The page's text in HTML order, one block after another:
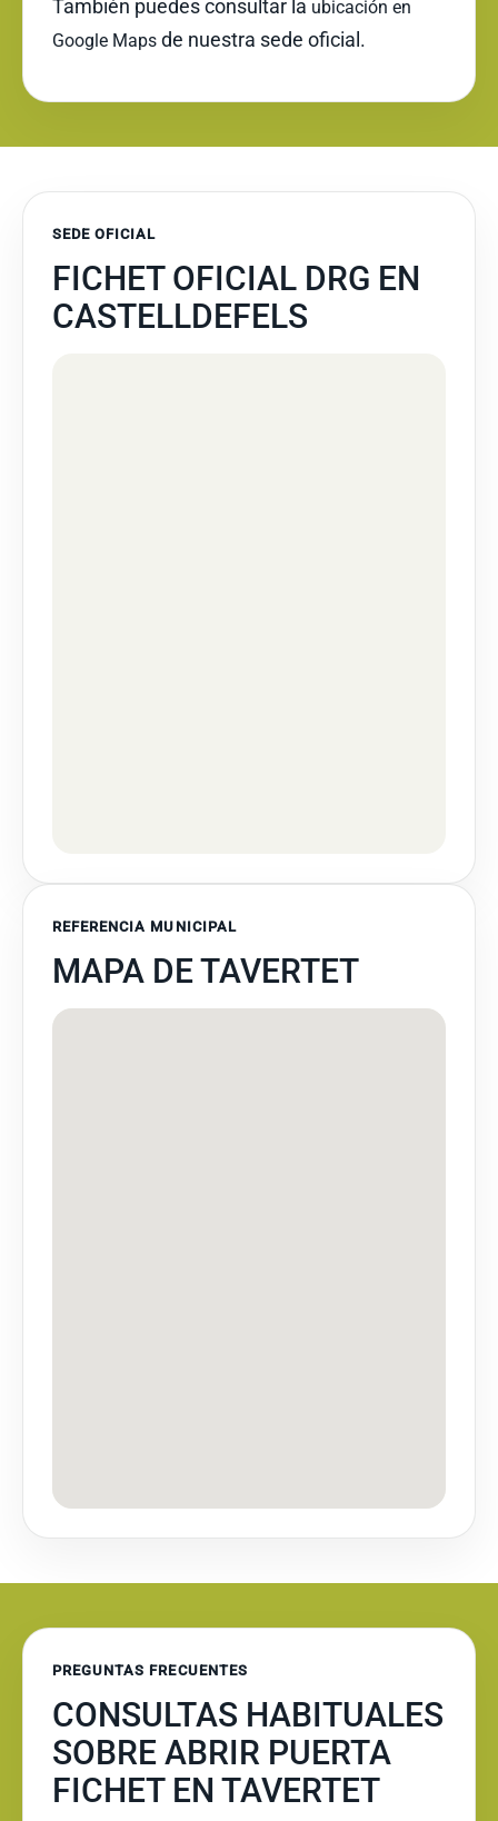
También puedes consultar la ubicación en
Google Maps de nuestra sede oficial.
SEDE OFICIAL
FICHET OFICIAL DRG EN
CASTELLDEFELS
REFERENCIA MUNICIPAL
MAPA DE TAVERTET
PREGUNTAS FRECUENTES
CONSULTAS HABITUALES
SOBRE ABRIR PUERTA
FICHET EN TAVERTET